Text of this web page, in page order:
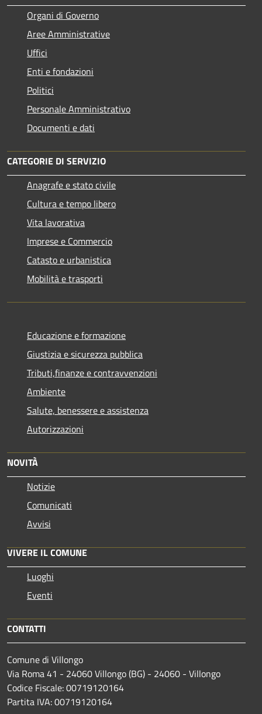
Organi di Governo
Aree Amministrative
Uffici
Enti e fondazioni
Politici
Personale Amministrativo
Documenti e dati
CATEGORIE DI SERVIZIO
Anagrafe e stato civile
Cultura e tempo libero
Vita lavorativa
Imprese e Commercio
Catasto e urbanistica
Mobilità e trasporti
Educazione e formazione
Giustizia e sicurezza pubblica
Tributi,finanze e contravvenzioni
Ambiente
Salute, benessere e assistenza
Autorizzazioni
NOVITÀ
Notizie
Comunicati
Avvisi
VIVERE IL COMUNE
Luoghi
Eventi
CONTATTI
Comune di Villongo
Via Roma 41 - 24060 Villongo (BG) - 24060 - Villongo
Codice Fiscale: 00719120164
Partita IVA: 00719120164